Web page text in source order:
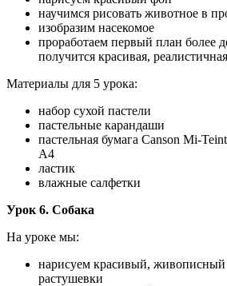
научимся рисовать животное в
изобразим насекомое
проработаем первый план более
получится красивая,
Материалы для 5 урока:
набор сухой пастели
пастельные карандаши
пастельная бумага Canson Mi-
А4
ластик
влажные салфетки
Урок 6. Собака
На уроке мы:
нарисуем красивый,
растушевки